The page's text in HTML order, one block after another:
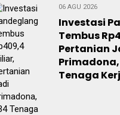
06 AGU 2026
Investasi
Tembus
Pertanian
Tenaga